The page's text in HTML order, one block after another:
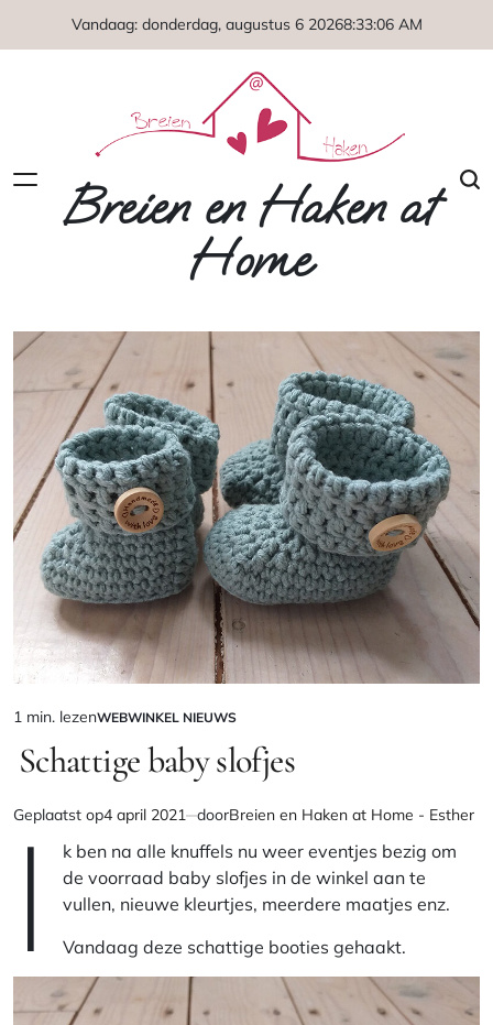
Vandaag: donderdag, augustus 6 20268:33:07 AM
Breien en Haken at
Home
Geschatte
leestijd
1 min. lezenGEPLAATST
WEBWINKEL NIEUWS
Schattige baby slofjes
Geplaatst op4 april 2021 doorBreien en Haken at Home - Esther
I
k ben na alle knuffels nu weer eventjes bezig om
de voorraad baby slofjes in de winkel aan te
vullen, nieuwe kleurtjes, meerdere maatjes enz.
Vandaag deze schattige booties gehaakt.